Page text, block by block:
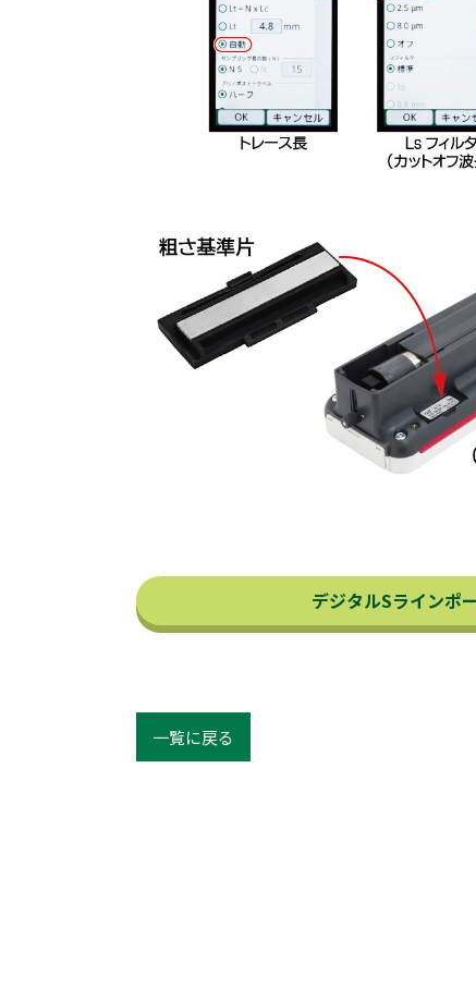
デジタルSラインポ
一覧に戻る